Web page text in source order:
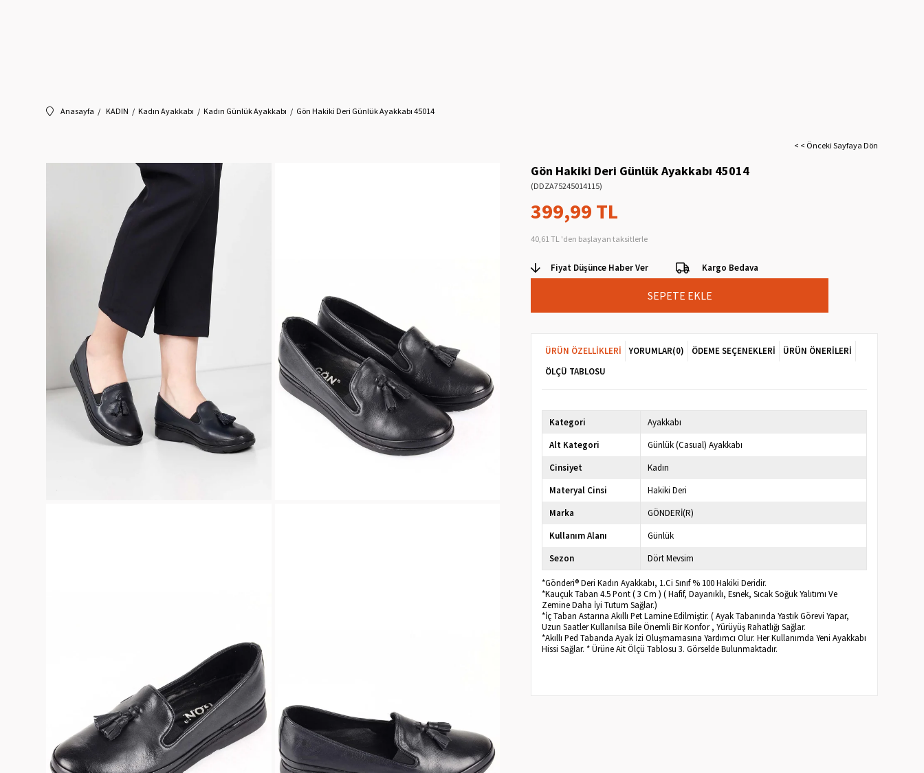
Anasayfa KADIN Kadın Ayakkabı Kadın Günlük Ayakkabı Gön Hakiki Deri Günlük Ayakkabı 45014
< < Önceki Sayfaya Dön
Gön Hakiki Deri Günlük Ayakkabı 45014
(DDZA75245014115)
399,99 TL
40,61 TL 'den başlayan taksitlerle
Fiyat Düşünce Haber Ver Kargo Bedava
ÜRÜN ÖZELLIKLERI YORUMLAR(0) ÖDEME SEÇENEKLERI
ÜRÜN ÖNERILERI
ÖLÇÜ TABLOSU
Kategori
Ayakkabı
Alt Kategori
Günlük (Casual) Ayakkabı
Cinsiyet
Kadın
Materyal Cinsi
Hakiki Deri
Marka
GÖNDERİ(R)
Kullanım Alanı
Günlük
Sezon
Dört Mevsim
*Gönderi® Deri Kadın Ayakkabı, 1.Ci Sınıf % 100 Hakiki Deridir.
*Kauçuk Taban 4.5 Pont ( 3 Cm ) ( Hafif, Dayanıklı, Esnek, Sıcak Soğuk Yalıtımı Ve
Zemine Daha İyi Tutum Sağlar.)
*İç Taban Astarına Akıllı Pet Lamine Edilmiştir. ( Ayak Tabanında Yastık Görevi Yapar,
Uzun Saatler Kullanılsa Bile Önemli Bir Konfor , Yürüyüş Rahatlığı Sağlar.
*Akıllı Ped Tabanda Ayak İzi Oluşmamasına Yardımcı Olur. Her Kullanımda Yeni Ayakkabı
Hissi Sağlar. * Ürüne Ait Ölçü Tablosu 3. Görselde Bulunmaktadır.